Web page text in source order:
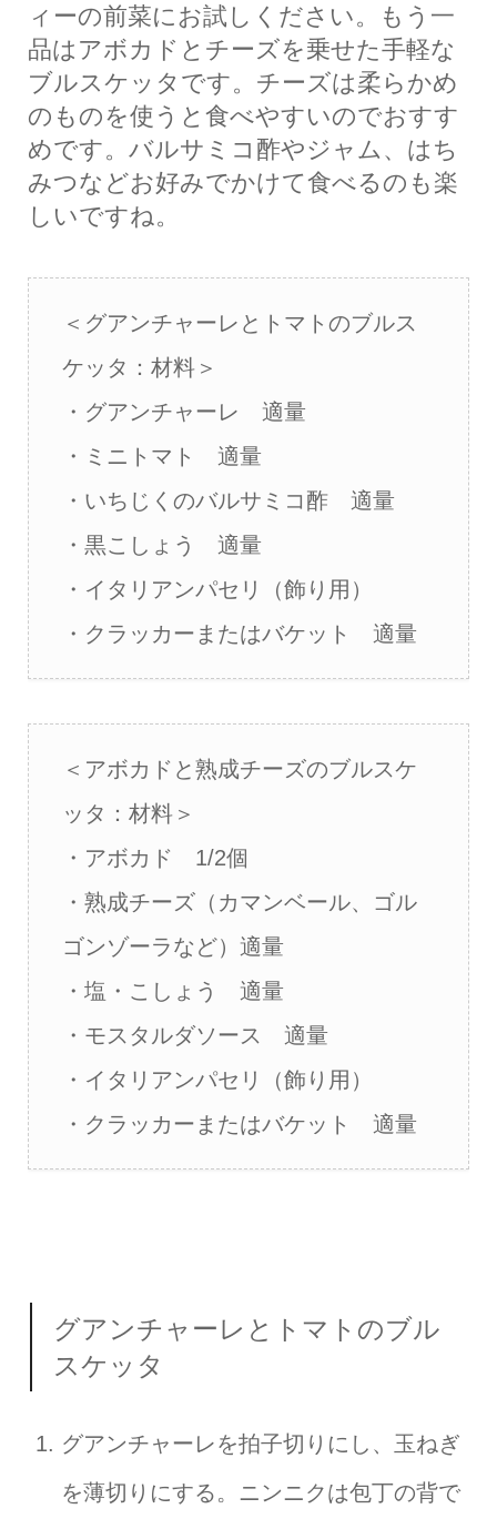
ィーの前菜にお試しください。もう一
品はアボカドとチーズを乗せた手軽な
ブルスケッタです。チーズは柔らかめ
のものを使うと食べやすいのでおすす
めです。バルサミコ酢やジャム、はち
みつなどお好みでかけて食べるのも楽
しいですね。
＜グアンチャーレとトマトのブルス
ケッタ：材料＞
・グアンチャーレ 適量
・ミニトマト 適量
・いちじくのバルサミコ酢 適量
・黒こしょう 適量
・イタリアンパセリ（飾り用）
・クラッカーまたはバケット 適量
＜アボカドと熟成チーズのブルスケ
ッタ：材料＞
・アボカド 1/2個
・熟成チーズ（カマンベール、ゴル
ゴンゾーラなど）適量
・塩・こしょう 適量
・モスタルダソース 適量
・イタリアンパセリ（飾り用）
・クラッカーまたはバケット 適量
グアンチャーレとトマトのブル
スケッタ
グアンチャーレを拍子切りにし、玉ねぎ
を薄切りにする。ニンニクは包丁の背で